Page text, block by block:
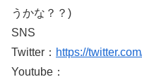
うかな？？)
SNS
Twitter： https://
Youtube：